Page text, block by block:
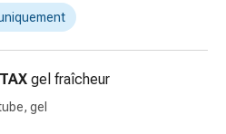
gel fraîcheur
gel